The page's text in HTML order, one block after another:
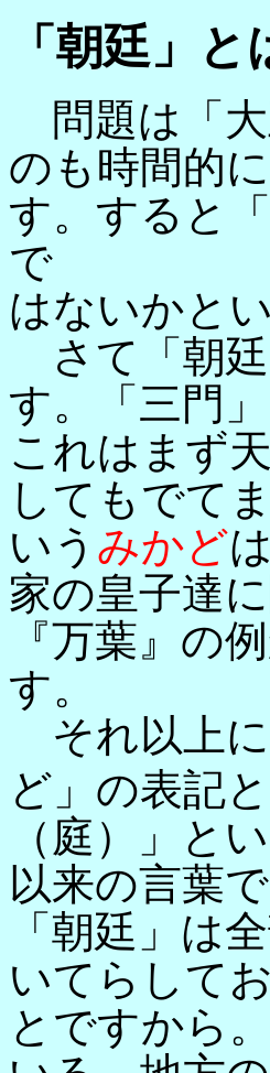
「朝廷」と
問題は「大
のも時間的
す。すると
で
はないかと
さて「朝廷
す。「三門
これはまず
してもでて
いう みかど
家の皇子達
『万葉』の
す。
それ以上
ど」の表記
（庭）」と
以来の言葉
「朝廷」は
いてらして
とですから